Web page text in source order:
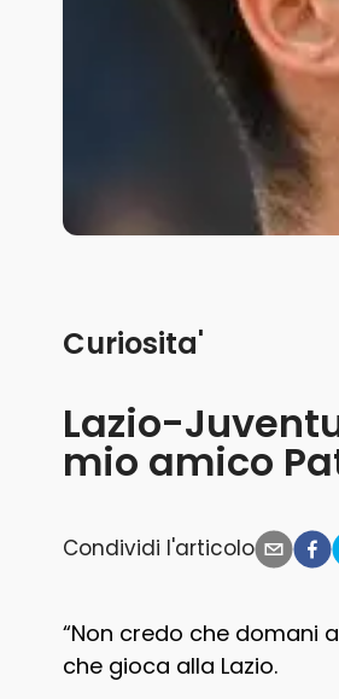
Lazio-
mio amico
Curiosita'
Condividi l'articolo
“Non credo che domani
che gioca alla Lazio.